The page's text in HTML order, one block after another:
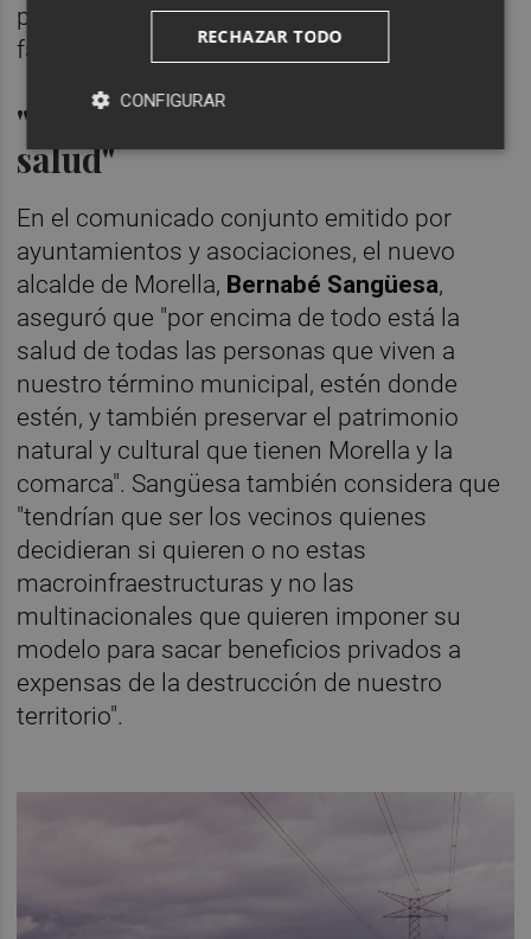
principalmente sobre poblaciones de flora y
fauna amenazadas".
"Por encima de todo está la
salud"
En el comunicado conjunto emitido por
ayuntamientos y asociaciones, el nuevo
alcalde de Morella, Bernabé Sangüesa,
aseguró que "por encima de todo está la
salud de todas las personas que viven a
nuestro término municipal, estén donde
estén, y también preservar el patrimonio
natural y cultural que tienen Morella y la
comarca". Sangüesa también considera que
"tendrían que ser los vecinos quienes
decidieran si quieren o no estas
macroinfraestructuras y no las
multinacionales que quieren imponer su
modelo para sacar beneficios privados a
expensas de la destrucción de nuestro
territorio".
RECHAZAR TODO
CONFIGURAR